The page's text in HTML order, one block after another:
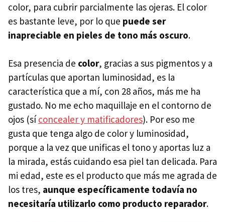
color, para cubrir parcialmente las ojeras. El color
es bastante leve, por lo que puede ser
inapreciable en pieles de tono más oscuro.
Esa presencia de color, gracias a sus pigmentos y a
partículas que aportan luminosidad, es la
característica que a mí, con 28 años, más me ha
gustado. No me echo maquillaje en el contorno de
ojos (síconcealer y matificadores). Por eso me
gusta que tenga algo de color y luminosidad,
porque a la vez que unificas el tono y aportas luz a
la mirada, estás cuidando esa piel tan delicada. Para
mi edad, este es el producto que más me agrada de
los tres, aunque específicamente todavía no
necesitaría utilizarlo como producto reparador.